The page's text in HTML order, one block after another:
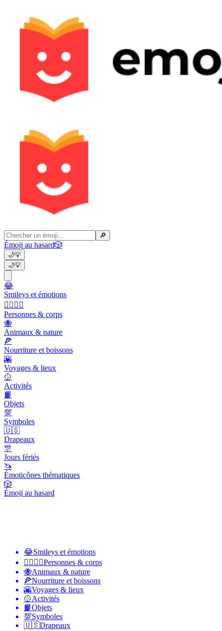
🔎
Émoji au hasard🎲
🌙💡
🌙💡
😂
Smileys et émotions
👩‍❤️‍💋‍👨
Personnes & corps
🐝
Animaux & nature
🍕
Nourriture et boissons
🌇
Voyages & lieux
🥎
Activités
📙
Objets
💯
Symboles
🇺🇸
Drapeaux
🎊
Jours fériés
🦄
Émoticônes thématiques
🎲
Émoji au hasard
😂Smileys et émotions
👩‍❤️‍💋‍👨Personnes & corps
🐝Animaux & nature
🍕Nourriture et boissons
🌇Voyages & lieux
🥎Activités
📙Objets
💯Symboles
🇺🇸Drapeaux